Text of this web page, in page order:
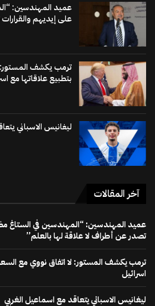
عميد المهندسين:
على إيديهم
ترمب يكشف المستور:
بتطبيع علاقاتها مع
ليغانيس الاسباني
آخر المقالات
عميد المهندسين: “المهندسين في الستاغ
تصدر عن أطراف لا علاقة لها بالعلم”
ترمب يكشف المستور: لا اتفاق نووي مع
اسرائيل
ليغانيس الاسباني يتعاقد مع اسماعيل الغربي